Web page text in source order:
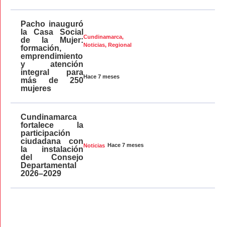
Cundinamarca,
Noticias,Regional
Hace 7 meses
Pacho inauguró
la Casa Social
de la Mujer:
formación,
emprendimiento
y atención
integral para
más de 250
mujeres
Noticias Hace 7 meses
Cundinamarca
fortalece la
participación
ciudadana con
la instalación
del Consejo
Departamental
2026–2029